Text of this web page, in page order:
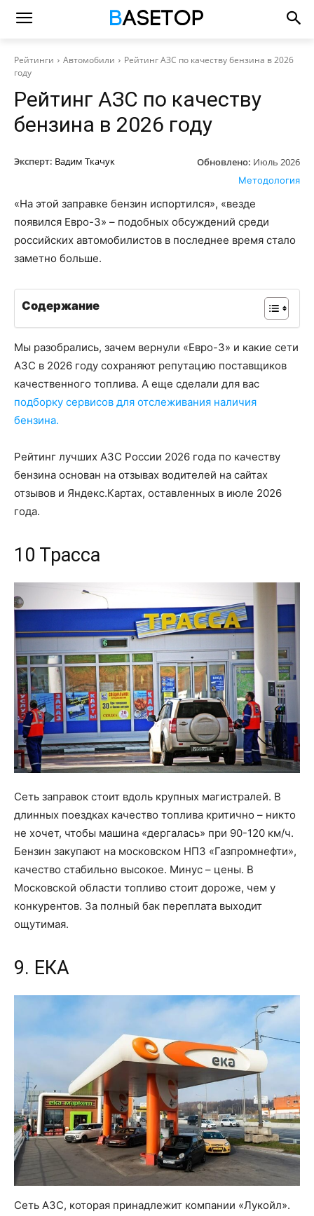
Рейтинги Автомобили
Рейтинг АЗС по качеству бензина в 2026
году
Рейтинг АЗС по качеству
бензина в 2026 году
Эксперт: Вадим Ткачук Обновлено: Июль 2026
Методология
«На этой заправке бензин испортился», «везде
появился Евро-3» – подобных обсуждений среди
российских автомобилистов в последнее время стало
заметно больше.
Содержание
Мы разобрались, зачем вернули «Евро-3» и какие сети
АЗС в 2026 году сохраняют репутацию поставщиков
качественного топлива. А еще сделали для вас
подборку сервисов для отслеживания наличия
бензина.
Рейтинг лучших АЗС России 2026 года по качеству
бензина основан на отзывах водителей на сайтах
отзывов и Яндекс.Картах, оставленных в июле 2026
года.
10 Трасса
Сеть заправок стоит вдоль крупных магистралей. В
длинных поездках качество топлива критично – никто
не хочет, чтобы машина «дергалась» при 90-120 км/ч.
Бензин закупают на московском НПЗ «Газпромнефти»,
качество стабильно высокое. Минус – цены. В
Московской области топливо стоит дороже, чем у
конкурентов. За полный бак переплата выходит
ощутимая.
9. ЕКА
Сеть АЗС, которая принадлежит компании «Лукойл».